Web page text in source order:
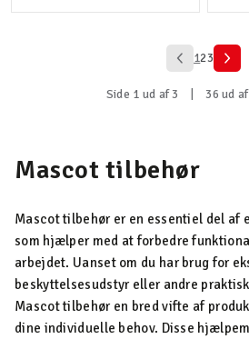
123
Side 1 ud af 3 36 ud
Mascot tilbehør
Mascot tilbehør er en essentiel del af
som hjælper med at forbedre
arbejdet. Uanset om du har brug for
beskyttelsesudstyr eller andre
Mascot tilbehør en bred vifte af
dine individuelle behov. Disse